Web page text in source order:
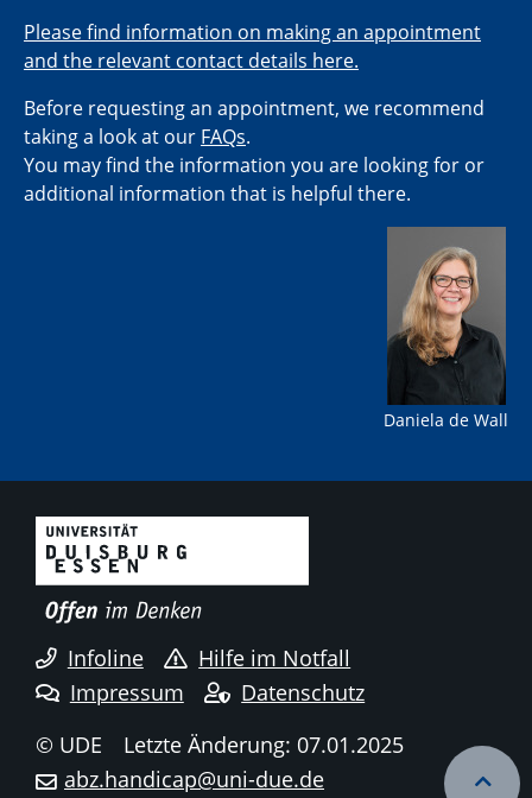
Please find information on making an appointment
and the relevant contact details here.
Before requesting an appointment, we recommend
taking a look at our FAQs.
You may find the information you are looking for or
additional information that is helpful there.
Daniela de Wall
Infoline
Hilfe im Notfall
Impressum
Datenschutz
© UDE
Letzte Änderung: 07.01.2025
abz.handicap@uni-due.de